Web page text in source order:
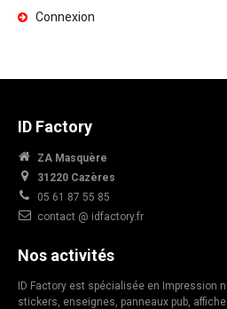
Connexion
ID Factory
ZA Masquère
31220 Cazères
05 61 87 55 85
contact @ idfactory.fr
Nos activités
ID Factory est spécialisée en Impression
stickers, enseignes, panneaux pub,